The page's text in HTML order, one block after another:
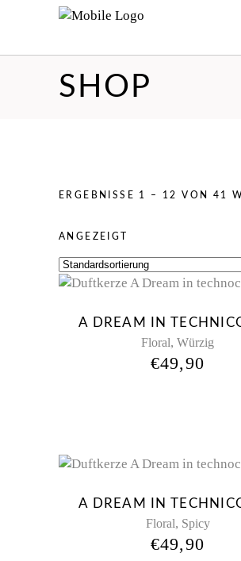
No products in the cart.
SHOP
ERGEBNISSE 1 – 12 VON 41
ANGEZEIGT
A DREAM IN
Floral, Würzig
€49,90
A DREAM IN
Floral, Spicy
€49,90